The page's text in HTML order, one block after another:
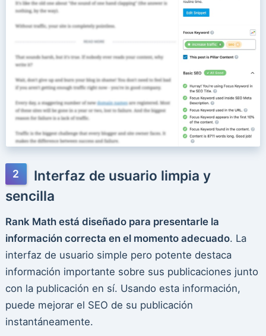
Interfaz de usuario limpia y
sencilla
Rank Math está diseñado para presentarle la
información correcta en el momento adecuado. La
interfaz de usuario simple pero potente destaca
información importante sobre sus publicaciones junto
con la publicación en sí. Usando esta información,
puede mejorar el SEO de su publicación
instantáneamente.